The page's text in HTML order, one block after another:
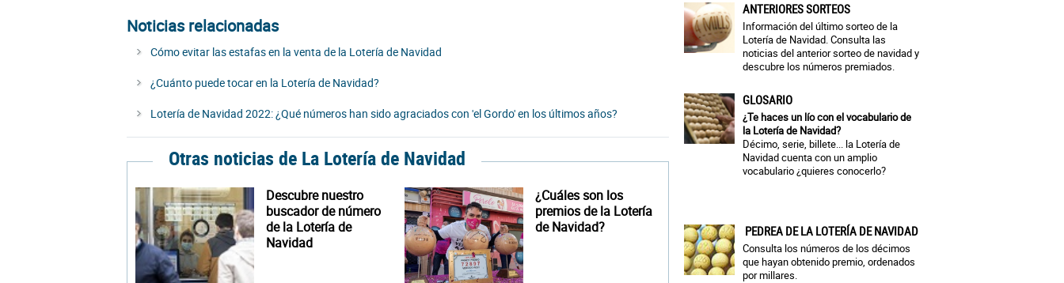
Noticias relacionadas
Cómo evitar las estafas en la venta de la Lotería de Navidad
¿Cuánto puede tocar en la Lotería de Navidad?
Lotería de Navidad 2022: ¿Qué números han sido agraciados con 'el Gordo' en los últimos años?
Otras noticias de La Lotería de Navidad
Descubre nuestro
buscador de número
de la Lotería de
Navidad
¿Cuáles son los
premios de la Lotería
de Navidad?
ANTERIORES SORTEOS
Información del último sorteo de la
Lotería de Navidad. Consulta las
noticias del anterior sorteo de navidad y
descubre los números premiados.
GLOSARIO
¿Te haces un lío con el vocabulario de
la Lotería de Navidad?
Décimo, serie, billete... la Lotería de
Navidad cuenta con un amplio
vocabulario ¿quieres conocerlo?
PEDREA DE LA LOTERÍA DE NAVIDAD
Consulta los números de los décimos
que hayan obtenido premio, ordenados
por millares.